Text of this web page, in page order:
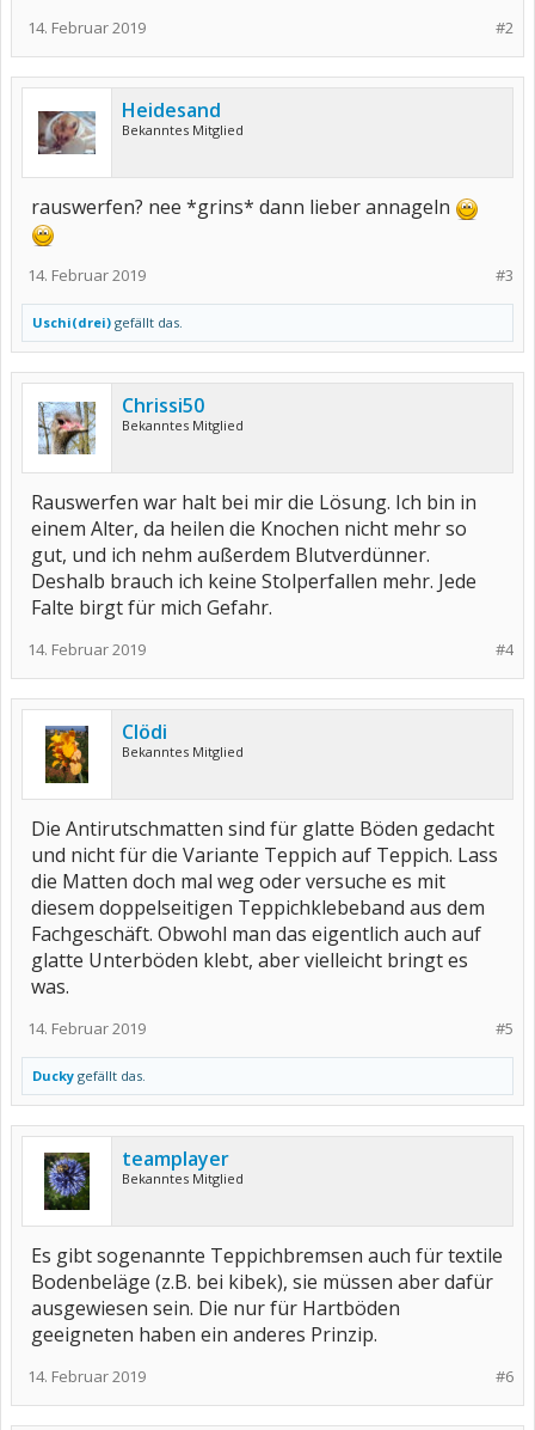
#2
14. Februar 2019
Heidesand
Bekanntes Mitglied
rauswerfen? nee *grins* dann lieber annageln
#3
14. Februar 2019
Uschi(drei) gefällt das.
Chrissi50
Bekanntes Mitglied
Rauswerfen war halt bei mir die Lösung. Ich bin in
einem Alter, da heilen die Knochen nicht mehr so
gut, und ich nehm außerdem Blutverdünner.
Deshalb brauch ich keine Stolperfallen mehr. Jede
Falte birgt für mich Gefahr.
#4
14. Februar 2019
Clödi
Bekanntes Mitglied
Die Antirutschmatten sind für glatte Böden gedacht
und nicht für die Variante Teppich auf Teppich. Lass
die Matten doch mal weg oder versuche es mit
diesem doppelseitigen Teppichklebeband aus dem
Fachgeschäft. Obwohl man das eigentlich auch auf
glatte Unterböden klebt, aber vielleicht bringt es
was.
#5
14. Februar 2019
Ducky gefällt das.
teamplayer
Bekanntes Mitglied
Es gibt sogenannte Teppichbremsen auch für textile
Bodenbeläge (z.B. bei kibek), sie müssen aber dafür
ausgewiesen sein. Die nur für Hartböden
geeigneten haben ein anderes Prinzip.
#6
14. Februar 2019